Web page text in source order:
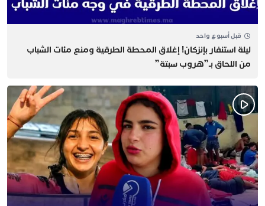
قبل أسبوع واحد
​ليلة استنفار بإنزكان! إغلاق المحطة الطرقية ومنع مئات الشباب
من اللحاق بـ”هروب سبتة”